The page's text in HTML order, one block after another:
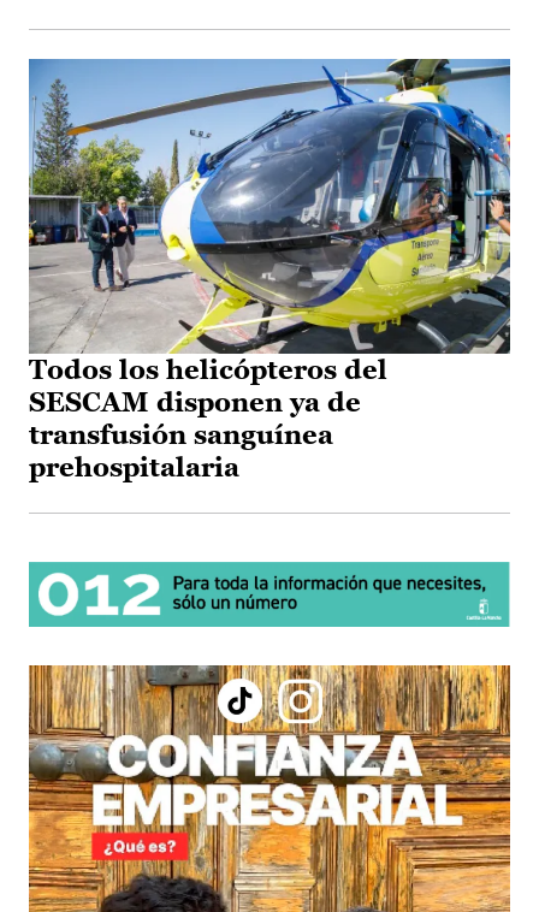
Todos los helicópteros del
SESCAM disponen ya de
transfusión sanguínea
prehospitalaria